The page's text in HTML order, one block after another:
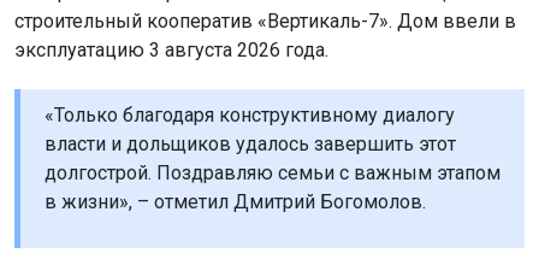
строительный кооператив «Вертикаль-7». Дом ввели в
эксплуатацию 3 августа 2026 года.
«Только благодаря конструктивному диалогу
власти и дольщиков удалось завершить этот
долгострой. Поздравляю семьи с важным этапом
в жизни», – отметил Дмитрий Богомолов.